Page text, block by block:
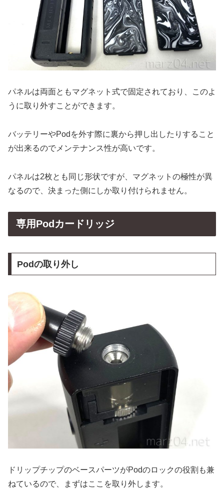
パネルは両面ともマグネット式で固定されており、このよ
うに取り外すことができます。
バッテリーやPodを外す際に裏から押し出したりすること
が出来るのでメンテナンス性が高いです。
パネルは2枚とも同じ形状ですが、マグネットの極性が異
なるので、決まった側にしか取り付けられません。
専用Podカードリッジ
Podの取り外し
ドリップチップのベースパーツがPodのロックの役割も兼
ねているので、まずはここを取り外します。